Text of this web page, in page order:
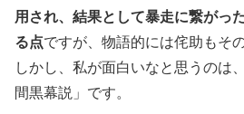
用され、結果として暴走に繋がっ
る点ですが、物語的には侘助もそ
しかし、私が面白いなと思うのは
間黒幕説」です。